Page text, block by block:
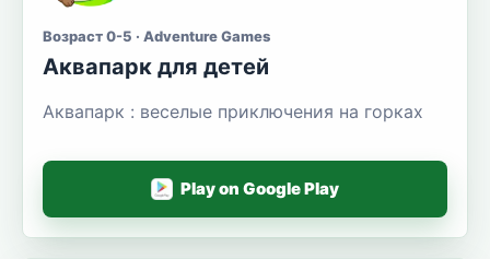
Возраст 0-5 · Adventure Games
Аквапарк для детей
Аквапарк : веселые приключения на горках
Play on Google Play